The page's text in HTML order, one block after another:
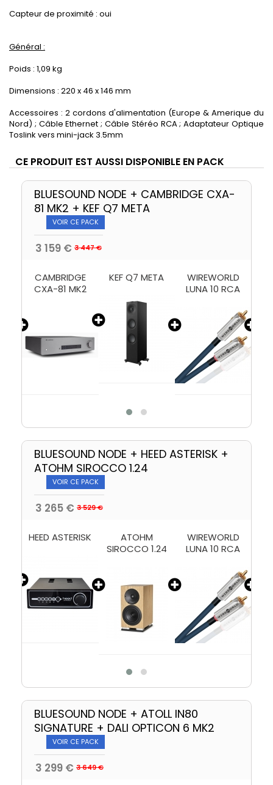
Capteur de proximité : oui
Général :
Poids : 1,09 kg
Dimensions : 220 x 46 x 146 mm
Accessoires : 2 cordons d'alimentation (Europe & Amerique du
Nord) ; Câble Ethernet ; Câble Stéréo RCA ; Adaptateur Optique
Toslink vers mini-jack 3.5mm
CE PRODUIT EST AUSSI DISPONIBLE EN PACK
BLUESOUND NODE + CAMBRIDGE CXA-
81 MK2 + KEF Q7 META
VOIR CE PACK
3 159 € 3 447 €
CAMBRIDGE
CXA-81 MK2
KEF Q7 META
WIREWORLD
LUNA 10 RCA
BLUESOUND NODE + HEED ASTERISK +
ATOHM SIROCCO 1.24
VOIR CE PACK
3 265 € 3 529 €
HEED ASTERISK
ATOHM
SIROCCO 1.24
WIREWORLD
LUNA 10 RCA
BLUESOUND NODE + ATOLL IN80
SIGNATURE + DALI OPTICON 6 MK2
VOIR CE PACK
3 299 € 3 649 €